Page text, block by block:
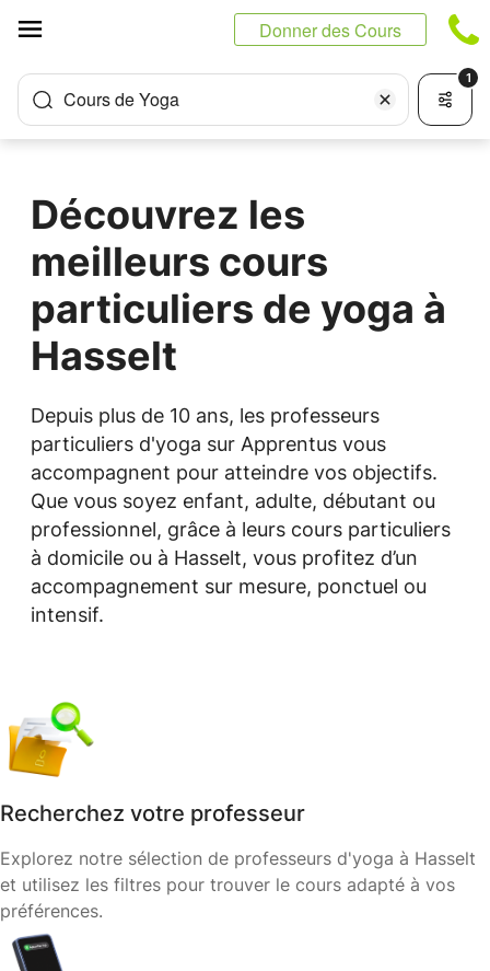
Donner des Cours
Cours de Yoga
1
Découvrez les
meilleurs cours
particuliers de yoga à
Hasselt
Depuis plus de 10 ans, les professeurs
particuliers d'yoga sur Apprentus vous
accompagnent pour atteindre vos objectifs.
Que vous soyez enfant, adulte, débutant ou
professionnel, grâce à leurs cours particuliers
à domicile ou à Hasselt, vous profitez d’un
accompagnement sur mesure, ponctuel ou
intensif.
Recherchez votre professeur
Explorez notre sélection de professeurs d'yoga à Hasselt
et utilisez les filtres pour trouver le cours adapté à vos
préférences.